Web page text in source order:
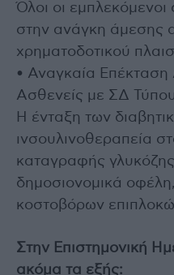
Όλοι οι
στην ανάγκη άμεσης
χρηματοδοτικού
• Αναγκαία Επέκταση
Ασθενείς με ΣΔ
Η ένταξη των
ινσουλινοθεραπεία
καταγραφής
δημοσιονομικά
κοστοβόρων
Στην Επιστημονική
ακόμα τα εξής: